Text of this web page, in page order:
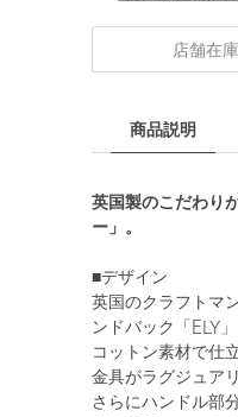
店舗在庫
商品説明
英国製のこだわり
ー」。
■デザイン
英国のクラフトマ
ンドバック「ELY
コットン素材で仕
金具がラグジュア
さらにハンドル部